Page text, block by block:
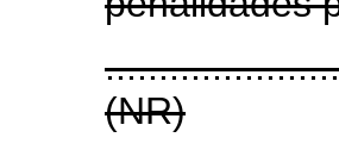
(NR)